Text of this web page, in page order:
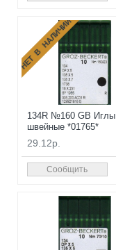
НЕТ В НАЛИЧИИ
134R №160 GB Иглы
швейные *01765*
29.12р.
Сообщить